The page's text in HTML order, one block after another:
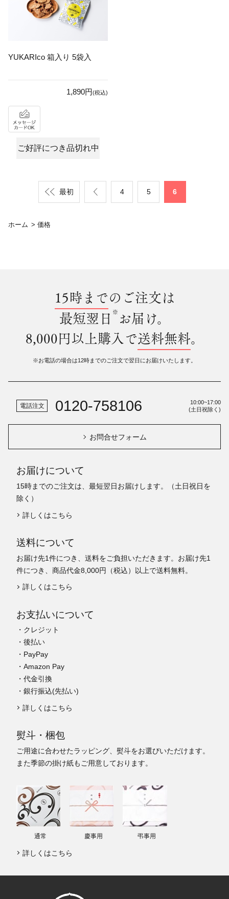
YUKARIco 箱入り 5袋入
1,890円(税込)
ご好評につき品切れ中
最初 4 5 6
ホーム > 価格
15時までのご注文は
最短翌日 ※ お届け。
8,000円以上購入で送料無料。
※お電話の場合は12時までのご注文で翌日にお届けいたします。
電話注文 0120-758106
10:00~17:00
(土日祝除く)
お問合せフォーム
お届けについて
15時までのご注文は、最短翌日お届けします。（土日祝日を
除く）
詳しくはこちら
送料について
お届け先1件につき、送料をご負担いただきます。お届け先1
件につき、商品代金8,000円（税込）以上で送料無料。
詳しくはこちら
お支払いについて
・クレジット
・後払い
・PayPay
・Amazon Pay
・代金引換
・銀行振込(先払い)
詳しくはこちら
熨斗・梱包
ご用途に合わせたラッピング、熨斗をお選びいただけます。
また季節の掛け紙もご用意しております。
通常 慶事用 弔事用
詳しくはこちら